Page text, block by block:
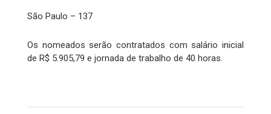
São Paulo – 137
Os nomeados serão contratados com salário inicial
de R$ 5.905,79 e jornada de trabalho de 40 horas.